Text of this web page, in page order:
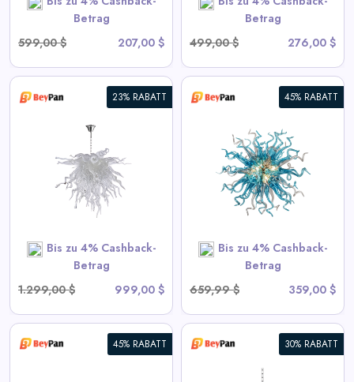
Betrag
599,00 $
207,00 $
Betrag
499,00 $
276,00 $
SHOP NOW
23% RABATT
Bis zu 4% Cashback-
Betrag
1.299,00 $
999,00 $
45% RABATT
Bis zu 4% Cashback-
Betrag
659,99 $
359,00 $
Moderne Blown Glass
Chandelier Sputnik Form
View All BeyPan Deals
SHOP NOW
45% RABATT 30% RABATT